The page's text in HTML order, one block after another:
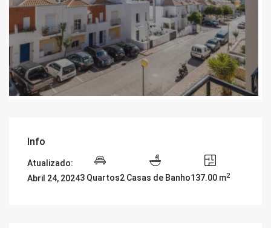
Info
Atualizado:
Abril 24, 20243 Quartos2 Casas de Banho137.00 m2